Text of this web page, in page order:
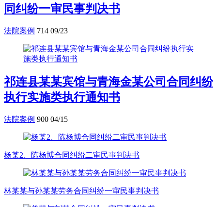
同纠纷一审民事判决书
法院案例 714 09/23
祁连县某某宾馆与青海金某公司合同纠纷
执行实施类执行通知书
法院案例 900 04/15
杨某2、陈杨博合同纠纷二审民事判决书
林某某与孙某某劳务合同纠纷一审民事判决书